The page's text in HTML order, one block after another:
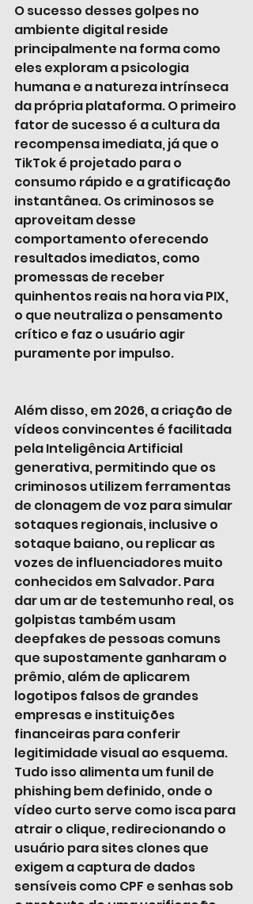
O sucesso desses golpes no
ambiente digital reside
principalmente na forma como
eles exploram a psicologia
humana e a natureza intrínseca
da própria plataforma. O primeiro
fator de sucesso é a cultura da
recompensa imediata, já que o
TikTok é projetado para o
consumo rápido e a gratificação
instantânea. Os criminosos se
aproveitam desse
comportamento oferecendo
resultados imediatos, como
promessas de receber
quinhentos reais na hora via PIX,
o que neutraliza o pensamento
crítico e faz o usuário agir
puramente por impulso.
Além disso, em 2026, a criação de
vídeos convincentes é facilitada
pela Inteligência Artificial
generativa, permitindo que os
criminosos utilizem ferramentas
de clonagem de voz para simular
sotaques regionais, inclusive o
sotaque baiano, ou replicar as
vozes de influenciadores muito
conhecidos em Salvador. Para
dar um ar de testemunho real, os
golpistas também usam
deepfakes de pessoas comuns
que supostamente ganharam o
prêmio, além de aplicarem
logotipos falsos de grandes
empresas e instituições
financeiras para conferir
legitimidade visual ao esquema.
Tudo isso alimenta um funil de
phishing bem definido, onde o
vídeo curto serve como isca para
atrair o clique, redirecionando o
usuário para sites clones que
exigem a captura de dados
sensíveis como CPF e senhas sob